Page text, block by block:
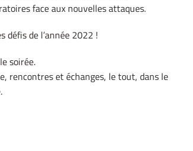
face aux nouvelles attaques.
de l’année 2022 !
soirée.
rencontres et échanges, le tout, dans le